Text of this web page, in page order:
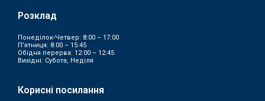
Розклад
Понеділок-Четвер: 8:00 – 17:00
П’ятниця: 8:00 – 15:45
Обідня перерва: 12:00 – 12:45
Вихідні: Субота, Неділя
Корисні посилання